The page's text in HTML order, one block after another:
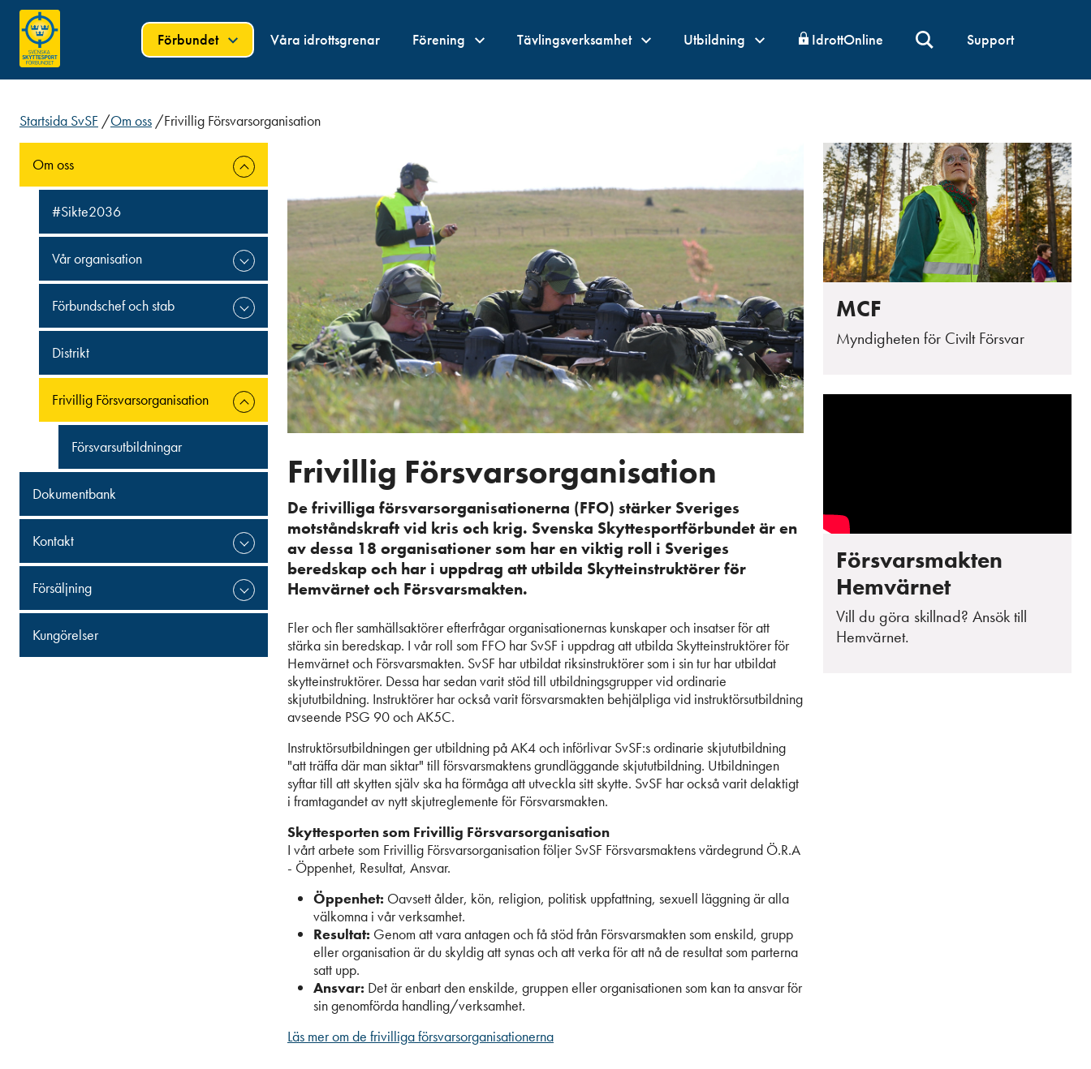
Förbundet Våra idrottsgrenar Förening Tävlingsverksamhet Utbildning IdrottOnline Support
Startsida SvSF /Om oss /Frivillig Försvarsorganisation
Om oss
#Sikte2036
Vår organisation
Förbundschef och stab
Distrikt
Frivillig Försvarsorganisation
Försvarsutbildningar
Dokumentbank
Kontakt
Försäljning
Kungörelser
Frivillig Försvarsorganisation
De frivilliga försvarsorganisationerna (FFO) stärker Sveriges
motståndskraft vid kris och krig. Svenska Skyttesportförbundet är en
av dessa 18 organisationer som har en viktig roll i Sveriges
beredskap och har i uppdrag att utbilda Skytteinstruktörer för
Hemvärnet och Försvarsmakten.
Fler och fler samhällsaktörer efterfrågar organisationernas kunskaper och insatser för att
stärka sin beredskap. I vår roll som FFO har SvSF i uppdrag att utbilda Skytteinstruktörer för
Hemvärnet och Försvarsmakten. SvSF har utbildat riksinstruktörer som i sin tur har utbildat
skytteinstruktörer. Dessa har sedan varit stöd till utbildningsgrupper vid ordinarie
skjututbildning. Instruktörer har också varit försvarsmakten behjälpliga vid instruktörsutbildning
avseende PSG 90 och AK5C.
Instruktörsutbildningen ger utbildning på AK4 och införlivar SvSF:s ordinarie skjututbildning
"att träffa där man siktar" till försvarsmaktens grundläggande skjututbildning. Utbildningen
syftar till att skytten själv ska ha förmåga att utveckla sitt skytte. SvSF har också varit delaktigt
i framtagandet av nytt skjutreglemente för Försvarsmakten.
Skyttesporten som Frivillig Försvarsorganisation
I vårt arbete som Frivillig Försvarsorganisation följer SvSF Försvarsmaktens värdegrund Ö.R.A
- Öppenhet, Resultat, Ansvar.
Öppenhet: Oavsett ålder, kön, religion, politisk uppfattning, sexuell läggning är alla
välkomna i vår verksamhet.
Resultat: Genom att vara antagen och få stöd från Försvarsmakten som enskild, grupp
eller organisation är du skyldig att synas och att verka för att nå de resultat som parterna
satt upp.
Ansvar: Det är enbart den enskilde, gruppen eller organisationen som kan ta ansvar för
sin genomförda handling/verksamhet.
Läs mer om de frivilliga försvarsorganisationerna
MCF
Myndigheten för Civilt Försvar
Försvarsmakten
Hemvärnet
Vill du göra skillnad? Ansök till
Hemvärnet.